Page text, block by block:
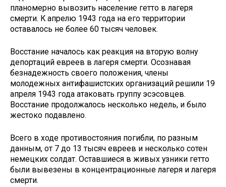
планомерно вывозить население гетто в лагеря
смерти. К апрелю 1943 года на его территории
оставалось не более 60 тысяч человек.
Восстание началось как реакция на вторую волну
депортаций евреев в лагеря смерти. Осознавая
безнадежность своего положения, члены
молодежных антифашистских организаций решили 19
апреля 1943 года атаковать группу эсэсовцев.
Восстание продолжалось несколько недель, и было
жестоко подавлено.
Всего в ходе противостояния погибли, по разным
данным, от 7 до 13 тысяч евреев и несколько сотен
немецких солдат. Оставшиеся в живых узники гетто
были вывезены в концентрационные лагеря и лагеря
смерти.